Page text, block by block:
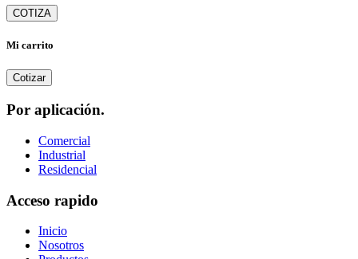
COTIZA
Mi carrito
Cotizar
Por aplicación.
Comercial
Industrial
Residencial
Acceso rapido
Inicio
Nosotros